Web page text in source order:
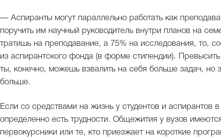
— Аспиранты могут параллельно работать как
поручить им научный руководитель внутри планов на
тратишь на преподавание, а 75% на исследования, то,
из аспирантского фонда (в форме стипендии). Превысить
ты, конечно, можешь взвалить на себя больше задач, но
больше.
Если со средствами на жизнь у студентов и
определенно есть трудности. Общежития у вузов
первокурсники или те, кто приезжает на короткие